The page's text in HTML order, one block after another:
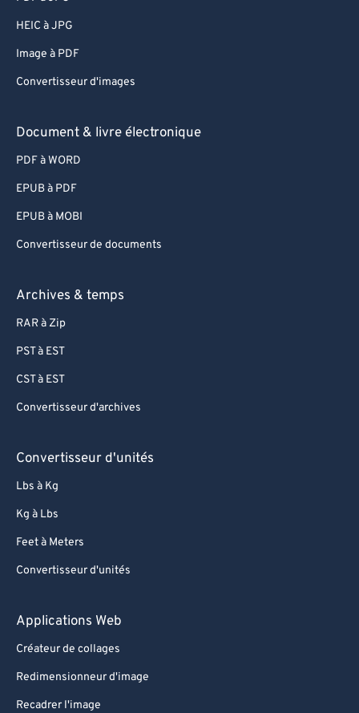
HEIC à JPG
Image à PDF
Convertisseur d'images
Document & livre électronique
PDF à WORD
EPUB à PDF
EPUB à MOBI
Convertisseur de documents
Archives & temps
RAR à Zip
PST à EST
CST à EST
Convertisseur d'archives
Convertisseur d'unités
Lbs à Kg
Kg à Lbs
Feet à Meters
Convertisseur d'unités
Applications Web
Créateur de collages
Redimensionneur d'image
Recadrer l'image